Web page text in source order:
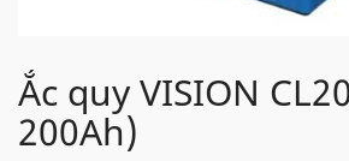
Ắc quy VISION
200Ah)